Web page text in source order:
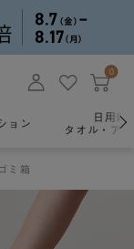
0
ョン
日用雑
タオル・ア
ゴミ箱